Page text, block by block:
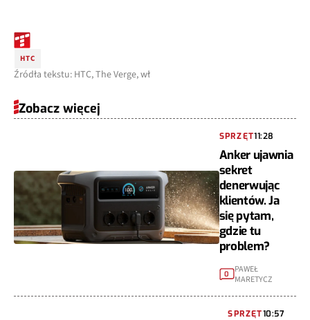
HTC
Źródła tekstu: HTC, The Verge, wł
Zobacz więcej
SPRZĘT11:28
Anker ujawnia
sekret
denerwując
klientów. Ja
się pytam,
gdzie tu
problem?
0
PAWEŁ
MARETYCZ
SPRZĘT10:57